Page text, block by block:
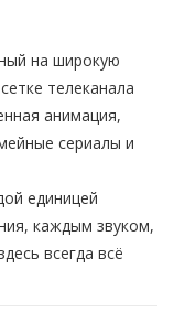
на широкую
телеканала
анимация,
сериалы и
единицей
каждым звуком,
всегда всё